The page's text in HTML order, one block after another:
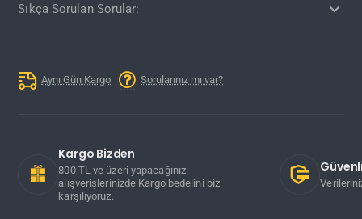
Sıkça Sorulan Sorular:
Aynı Gün Kargo Sorularınız mı var?
Kargo Bizden
800 TL ve üzeri yapacağınız
alışverişlerinizde Kargo bedelini biz
karşılıyoruz.